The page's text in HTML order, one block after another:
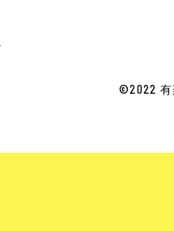
©2022 有